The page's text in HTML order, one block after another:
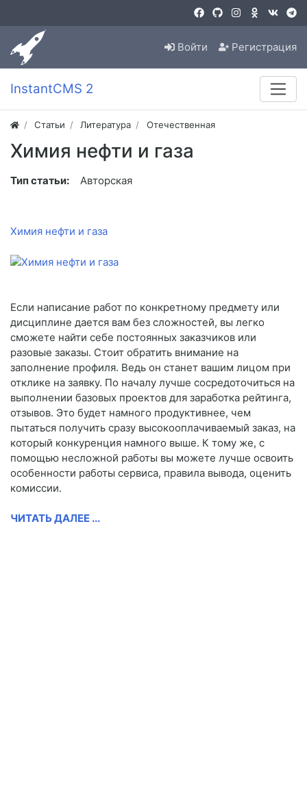
Войти Регистрация
InstantCMS 2
Статьи Литература Отечественная
Химия нефти и газа
Тип статьи: Авторская
Химия нефти и газа
Если написание работ по конкретному предмету или
дисциплине дается вам без сложностей, вы легко
сможете найти себе постоянных заказчиков или
разовые заказы. Стоит обратить внимание на
заполнение профиля. Ведь он станет вашим лицом при
отклике на заявку. По началу лучше сосредоточиться на
выполнении базовых проектов для заработка рейтинга,
отзывов. Это будет намного продуктивнее, чем
пытаться получить сразу высокооплачиваемый заказ, на
который конкуренция намного выше. К тому же, с
помощью несложной работы вы можете лучше освоить
особенности работы сервиса, правила вывода, оценить
комиссии.
ЧИТАТЬ ДАЛЕЕ ...